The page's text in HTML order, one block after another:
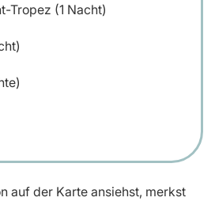
Tropez (1 Nacht)
auf der Karte ansiehst, merkst